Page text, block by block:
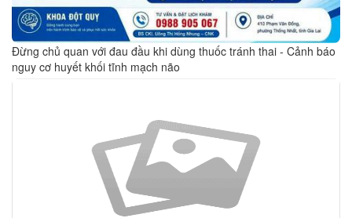
Đừng chủ quan với đau đầu khi dùng thuốc tránh thai - Cảnh báo
nguy cơ huyết khối tĩnh mạch não